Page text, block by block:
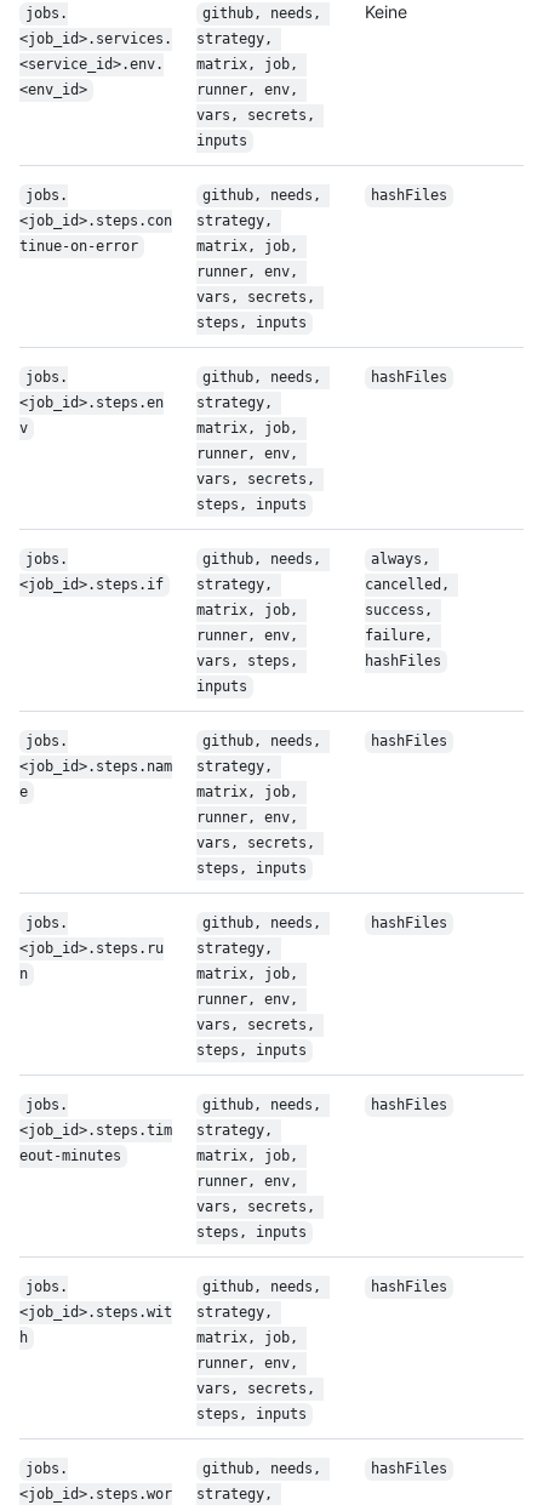
jobs.
<job_id>.services.
<service_id>.env.
<env_id>
github, needs,
strategy,
matrix, job,
runner, env,
vars, secrets,
inputs
Keine
jobs.
<job_id>.steps.con
tinue-on-error
github, needs,
strategy,
matrix, job,
runner, env,
vars, secrets,
steps, inputs
hashFiles
jobs.
<job_id>.steps.en
v
github, needs,
strategy,
matrix, job,
runner, env,
vars, secrets,
steps, inputs
hashFiles
jobs.
<job_id>.steps.if
github, needs,
strategy,
matrix, job,
runner, env,
vars, steps,
inputs
always,
cancelled,
success,
failure,
hashFiles
jobs.
<job_id>.steps.nam
e
github, needs,
strategy,
matrix, job,
runner, env,
vars, secrets,
steps, inputs
hashFiles
jobs.
<job_id>.steps.ru
n
github, needs,
strategy,
matrix, job,
runner, env,
vars, secrets,
steps, inputs
hashFiles
jobs.
<job_id>.steps.tim
eout-minutes
github, needs,
strategy,
matrix, job,
runner, env,
vars, secrets,
steps, inputs
hashFiles
jobs.
<job_id>.steps.wit
h
github, needs,
strategy,
matrix, job,
runner, env,
vars, secrets,
steps, inputs
hashFiles
jobs.
<job_id>.steps.wor
github, needs,
strategy,
hashFiles